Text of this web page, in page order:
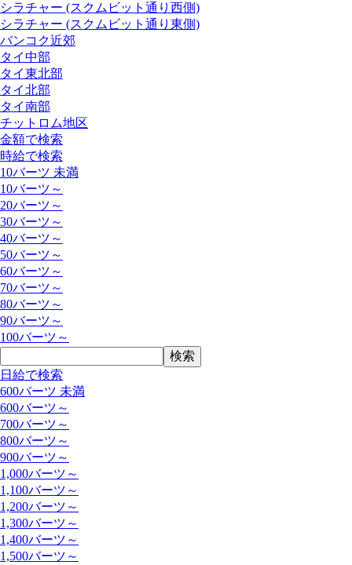
シラチャー (スクムビット通り西側)
シラチャー (スクムビット通り東側)
バンコク近郊
タイ中部
タイ東北部
タイ北部
タイ南部
チットロム地区
金額で検索
時給で検索
10バーツ 未満
10バーツ～
20バーツ～
30バーツ～
40バーツ～
50バーツ～
60バーツ～
70バーツ～
80バーツ～
90バーツ～
100バーツ～
日給で検索
600バーツ 未満
600バーツ～
700バーツ～
800バーツ～
900バーツ～
1,000バーツ～
1,100バーツ～
1,200バーツ～
1,300バーツ～
1,400バーツ～
1,500バーツ～